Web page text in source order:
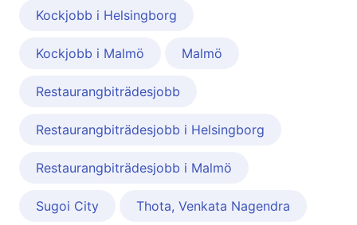
Kockjobb i Helsingborg
Kockjobb i Malmö Malmö
Restaurangbiträdesjobb
Restaurangbiträdesjobb i Helsingborg
Restaurangbiträdesjobb i Malmö
Sugoi City Thota, Venkata Nagendra